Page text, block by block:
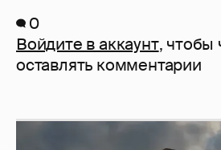
0
Войдите в аккаунт, чтобы
оставлять комментарии